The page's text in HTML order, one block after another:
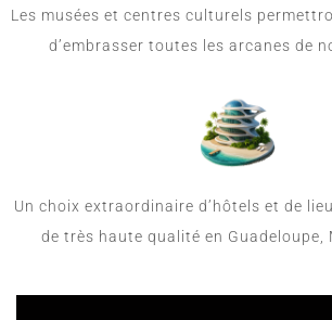
Les musées et centres culturels
d’embrasser toutes les arcanes de
Un choix extraordinaire d’hôtels et de
de très haute qualité en Guadeloupe,